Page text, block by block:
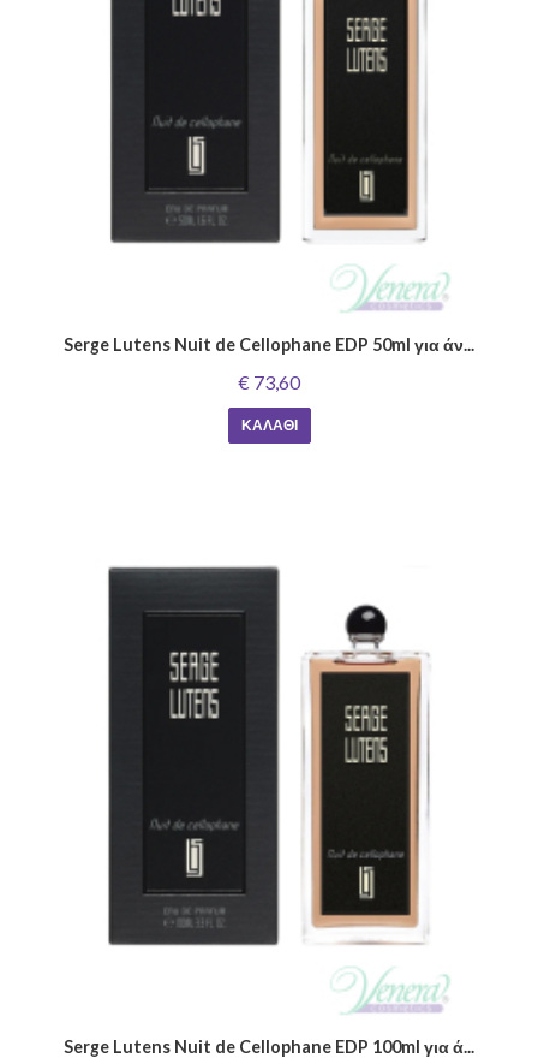
Serge Lutens Nuit de Cellophane EDP 50ml για άν...
€ 73,60
ΚΑΛΆΘΙ
Serge Lutens Nuit de Cellophane EDP 100ml για ά...